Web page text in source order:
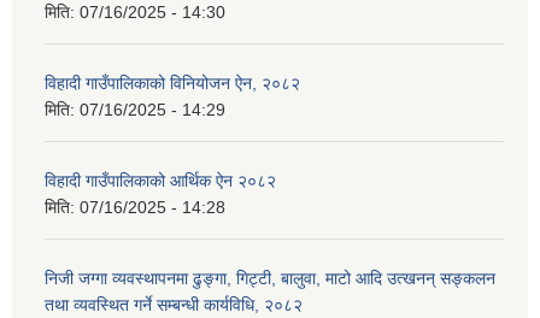
मिति: 07/16/2025 - 14:30
विहादी गाउँपालिकाको विनियोजन ऐन, २०८२
मिति: 07/16/2025 - 14:29
विहादी गाउँपालिकाको आर्थिक ऐन २०८२
मिति: 07/16/2025 - 14:28
निजी जग्गा व्यवस्थापनमा ढुङ्गा, गिट्टी, बालुवा, माटो आदि उत्खनन् सङ्कलन
तथा व्यवस्थित गर्ने सम्बन्धी कार्यविधि, २०८२